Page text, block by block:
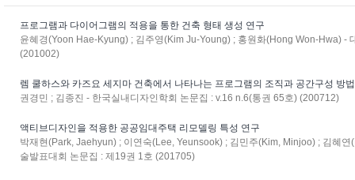
프로그램과 다이어그램의 적용을 통한 건축 형태 생성 연구
윤혜경(Yoon Hae-Kyung) ; 김주영(Kim Ju-Young) ; 홍원화(Hong Won-Hwa) -
(201002)
렘 쿨하스와 카즈요 세지마 건축에서 나타나는 프로그램의 조직과 공간구성 방
권경민 ; 김종진 - 한국실내디자인학회 논문집 : v.16 n.6(통권 65호) (200712)
액티브디자인을 적용한 공공임대주택 리모델링 특성 연구
박재현(Park, Jaehyun) ; 이연숙(Lee, Yeunsook) ; 김민주(Kim, Minjoo) ; 김혜
술발표대회 논문집 : 제19권 1호 (201705)